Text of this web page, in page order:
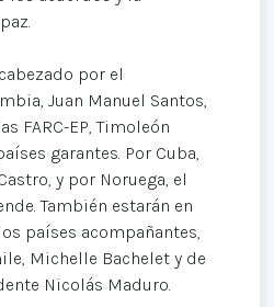
por el
Juan Manuel Santos,
FARC-EP, Timoleón
garantes. Por Cuba,
y por Noruega, el
También estarán en
países acompañantes,
Michelle Bachelet y de
Nicolás Maduro.